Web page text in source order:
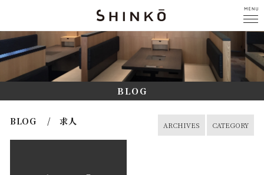
BLOG
BLOG / 求人 CATEGORY
ARCHIVES